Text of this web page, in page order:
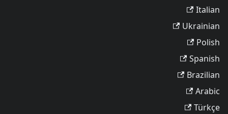
Italian
Ukrainian
Polish
Spanish
Brazilian
Arabic
Türkçe